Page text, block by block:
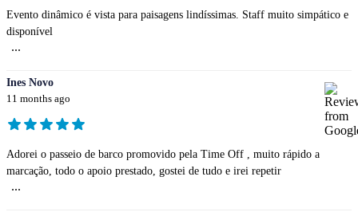
Evento dinâmico é vista para paisagens lindíssimas. Staff muito simpático e
disponível
...
Ines Novo
11 months ago
Adorei o passeio de barco promovido pela Time Off , muito rápido a
marcação, todo o apoio prestado, gostei de tudo e irei repetir
...